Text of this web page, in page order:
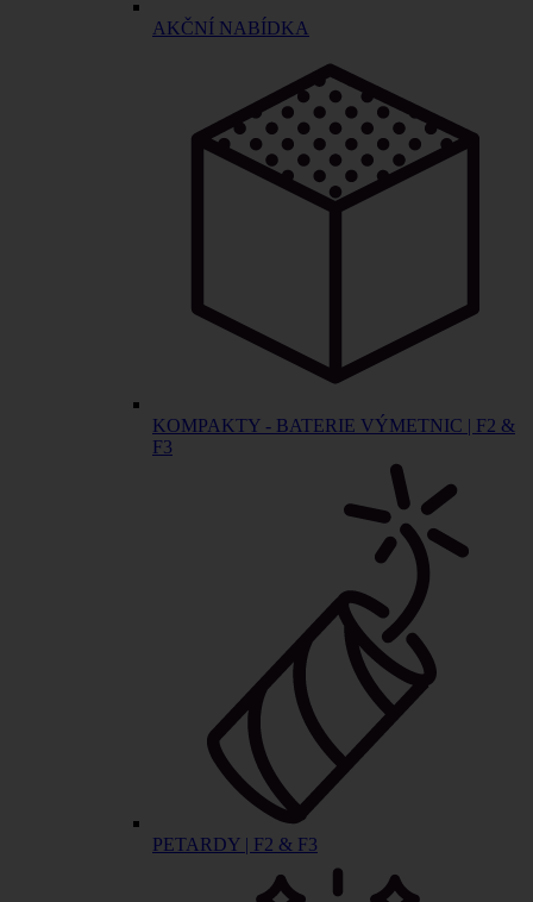
AKČNÍ NABÍDKA
KOMPAKTY - BATERIE VÝMETNIC | F2 &
F3
PETARDY | F2 & F3